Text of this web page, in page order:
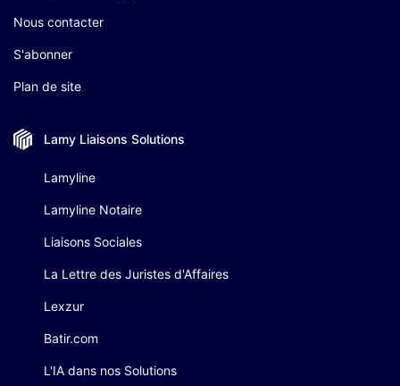
Nous contacter
S'abonner
Plan de site
Lamy Liaisons Solutions
Lamyline
Lamyline Notaire
Liaisons Sociales
La Lettre des Juristes d'Affaires
Lexzur
Batir.com
L'IA dans nos Solutions